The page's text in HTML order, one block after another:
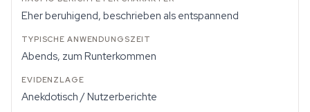
Eher beruhigend, beschrieben als entspannend
Abends, zum Runterkommen
Anekdotisch / Nutzerberichte